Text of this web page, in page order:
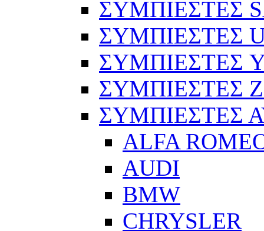
ΣΥΜΠΙΕΣΤΕΣ
ΣΥΜΠΙΕΣΤΕΣ
ΣΥΜΠΙΕΣΤΕΣ
ΣΥΜΠΙΕΣΤΕΣ
ΣΥΜΠΙΕΣΤΕΣ
ALFA
AUDI
BMW
CHRYSLER